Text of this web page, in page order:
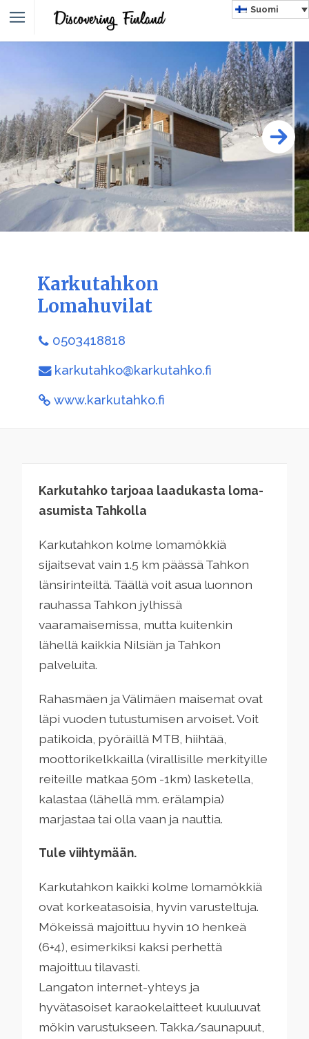
Suomi
Karkutahkon
Lomahuvilat
0503418818
karkutahko@karkutahko.fi
www.karkutahko.fi
Karkutahko tarjoaa laadukasta loma-
asumista Tahkolla
Karkutahkon kolme lomamökkiä
sijaitsevat vain 1.5 km päässä Tahkon
länsirinteiltä. Täällä voit asua luonnon
rauhassa Tahkon jylhissä
vaaramaisemissa, mutta kuitenkin
lähellä kaikkia Nilsiän ja Tahkon
palveluita.
Rahasmäen ja Välimäen maisemat ovat
läpi vuoden tutustumisen arvoiset. Voit
patikoida, pyöräillä MTB, hiihtää,
moottorikelkkailla (virallisille merkityille
reiteille matkaa 50m -1km) lasketella,
kalastaa (lähellä mm. erälampia)
marjastaa tai olla vaan ja nauttia.
Tule viihtymään.
Karkutahkon kaikki kolme lomamökkiä
ovat korkeatasoisia, hyvin varusteltuja.
Mökeissä majoittuu hyvin 10 henkeä
(6+4), esimerkiksi kaksi perhettä
majoittuu tilavasti.
Langaton internet-yhteys ja
hyvätasoiset karaokelaitteet kuuluuvat
mökin varustukseen. Takka/saunapuut,